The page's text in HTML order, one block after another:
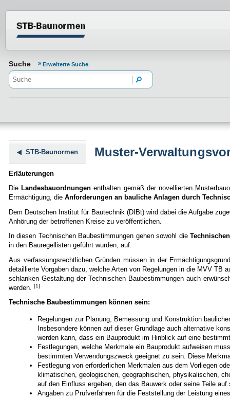
Suche Erweiterte Suche
STB-Baunormen Muster-
Erläuterungen
Die Landesbauordnungenenthalten gemäß der novellierten
Ermächtigung, die Anforderungen an bauliche Anlagen durch
Dem Deutschen Institut für Bautechnik (DIBt) wird dabei die Aufgabe
Anhörung der betroffenen Kreise zu veröffentlichen.
In diesen Technischen Baubestimmungen gehen sowohl die
in den Bauregellisten geführt wurden, auf.
Aus verfassungsrechtlichen Gründen müssen in der
detaillierte Vorgaben dazu, welche Arten von Regelungen in die MVV
schlanken Gestaltung der Technischen Baubestimmungen auch
werden.
[1]
Technische Baubestimmungen können sein:
Regelungen zur Planung, Bemessung und Konstruktion
Insbesondere können auf dieser Grundlage auch alternative
werden kann, dass ein Bauprodukt im Hinblick auf eine
Festlegungen, welche Merkmale ein Bauprodukt aufweisen
bestimmten Verwendungszweck geeignet zu sein. Diese
Festlegung von erforderlichen Merkmalen aus dem Vorliegen
klimatischen, geologischen, geographischen, physikalischen,
auf den Einfluss ergeben, den das Bauwerk oder seine Teile auf
Angaben zu Prüfverfahren für die Feststellung der Leistung